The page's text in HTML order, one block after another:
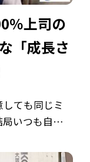
％上司の
「成長さ
ても同じミ
いつも自分が
い」ことが